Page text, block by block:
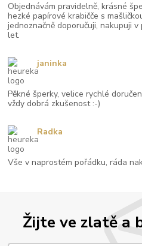
Žijte ve zlatě a
Objednávám pravidelně, krásné
hezké papírové krabičče s
jednoznačně doporučuji, nakupuji
let.
Pěkné šperky, velice rychlé
vždy dobrá zkušenost :-)
janinka
Vše v naprostém pořádku, ráda
Radka